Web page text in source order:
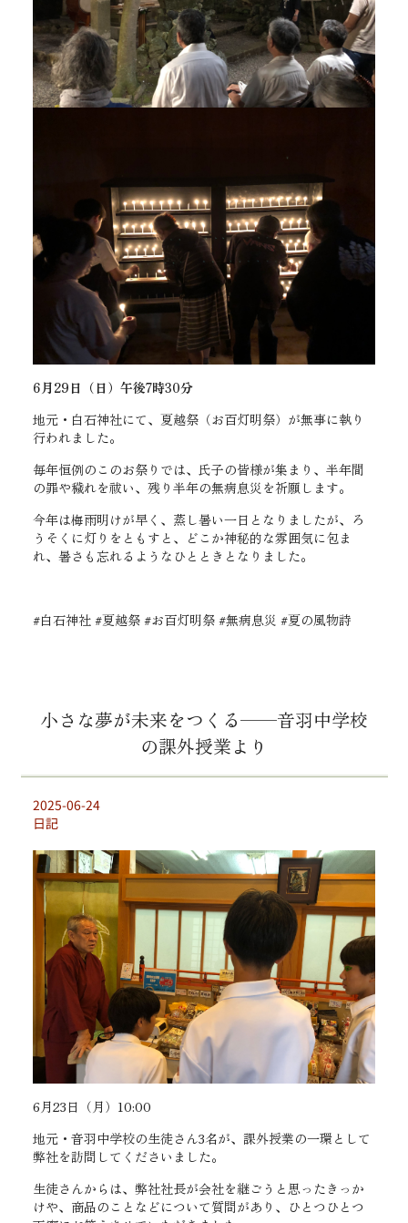
6月29日（日）午後7時30分
地元・白石神社にて、夏越祭（お百灯明祭）が無事に執り
行われました。
毎年恒例のこのお祭りでは、氏子の皆様が集まり、半年間
の罪や穢れを祓い、残り半年の無病息災を祈願します。
今年は梅雨明けが早く、蒸し暑い一日となりましたが、ろ
うそくに灯りをともすと、どこか神秘的な雰囲気に包ま
れ、暑さも忘れるようなひとときとなりました。
#白石神社 #夏越祭 #お百灯明祭 #無病息災 #夏の風物詩
小さな夢が未来をつくる——音羽中学校
の課外授業より
2025-06-24
日記
6月23日（月）10:00
地元・音羽中学校の生徒さん3名が、課外授業の一環として
弊社を訪問してくださいました。
生徒さんからは、弊社社長が会社を継ごうと思ったきっか
けや、商品のことなどについて質問があり、ひとつひとつ